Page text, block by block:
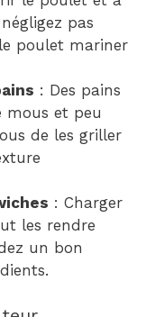
pas
poulet mariner
: Des pains
mous et peu
de les griller
: Charger
les rendre
un bon